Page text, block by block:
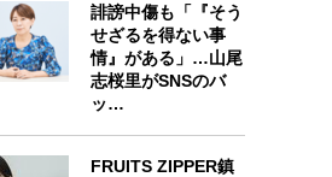
誹謗中傷も「『そう
せざるを得ない事
情』がある」…山尾
志桜里がSNSのバ
ッ…
FRUITS ZIPPER鎮